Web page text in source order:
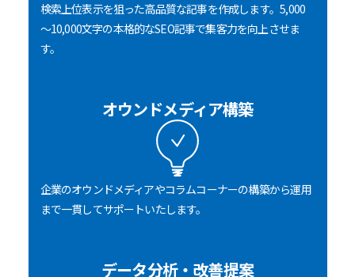
検索上位表示を狙った高品質な記事を作成します。5,000
～10,000文字の本格的なSEO記事で集客力を向上させま
す。
オウンドメディア構築
企業のオウンドメディアやコラムコーナーの構築から運用
まで一貫してサポートいたします。
データ分析・改善提案